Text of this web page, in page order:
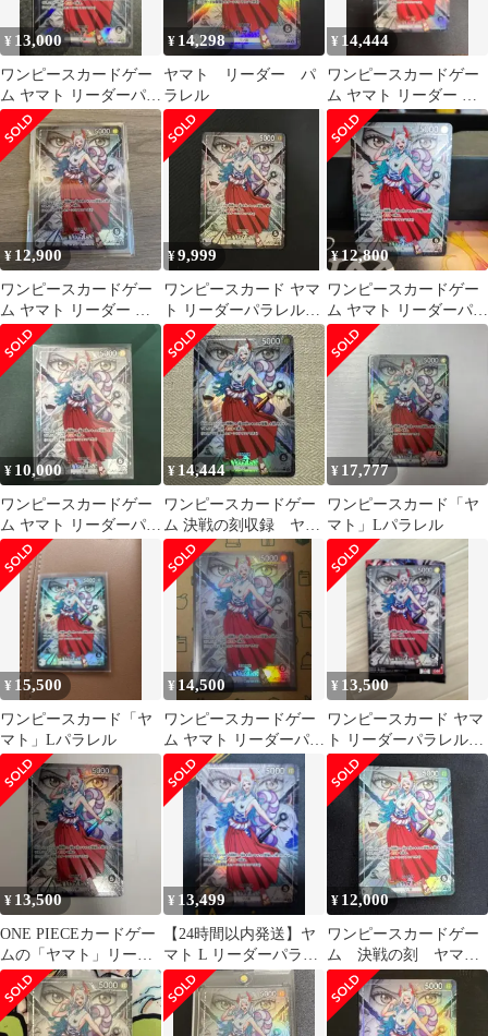
¥ 13,000
ワンピースカードゲー
ム ヤマト リーダーパラ
レル OP06-079
¥ 14,298
ヤマト リーダー パ
ラレル
¥ 14,444
ワンピースカードゲー
ム ヤマト リーダー パ
ラレル OP06-079
¥ 12,900
ワンピースカードゲー
ム ヤマト リーダー パ
ラレル
¥9,999
ワンピースカード ヤマ
ト リーダーパラレル
OP16-079
¥12,800
ワンピースカードゲー
ム ヤマト リーダーパラ
レル
¥ 10,000
ワンピースカードゲー
ム ヤマト リーダーパラ
レル
¥ 14,444
ワンピースカードゲー
ム 決戦の刻収録 ヤマ
ト リーダーパラレル
L★
¥ 17,777
ワンピースカード「ヤ
マト」Lパラレル
¥ 15,500
ワンピースカード「ヤ
マト」Lパラレル
¥ 14,500
ワンピースカードゲー
ム ヤマト リーダーパラ
レル 決戦の刻
¥ 13,500
ワンピースカード ヤマ
ト リーダーパラレル
OP16-079
¥ 13,500
ONE PIECEカードゲー
ムの「ヤマト」リーダ
ーパラレルカードです
¥ 13,499
【24時間以内発送】ヤ
マト L リーダーパラレ
ル OP16-079 決戦の刻
¥ 12,000
ワンピースカードゲー
ム 決戦の刻 ヤマ
ト リーダーパラレル